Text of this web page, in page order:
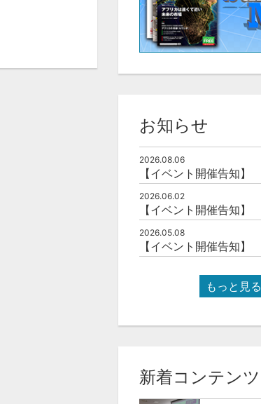
お知らせ
2026.08.06
2026.06.02
2026.05.08
もっと見る
新着コンテンツ